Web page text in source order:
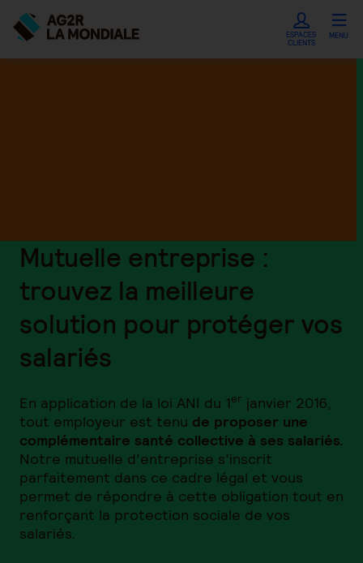
ESPACES
CLIENTS
MENU
Mutuelle entreprise :
trouvez la meilleure
solution pour protéger vos
salariés
En application de la loi ANI du 1er janvier 2016,
tout employeur est tenu de proposer une
complémentaire santé collective à ses salariés.
Notre mutuelle d’entreprise s’inscrit
parfaitement dans ce cadre légal et vous
permet de répondre à cette obligation tout en
renforçant la protection sociale de vos
salariés.